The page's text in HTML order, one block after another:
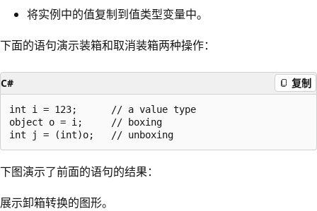
将实例中的值复制到值类型变量中。
下面的语句演示装箱和取消装箱两种操作：
C# 复制
int i = 123;      // a value type
object o = i;     // boxing
下图演示了前面的语句的结果：
展示卸箱转换的图形。